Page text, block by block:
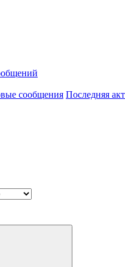
сообщения Последняя